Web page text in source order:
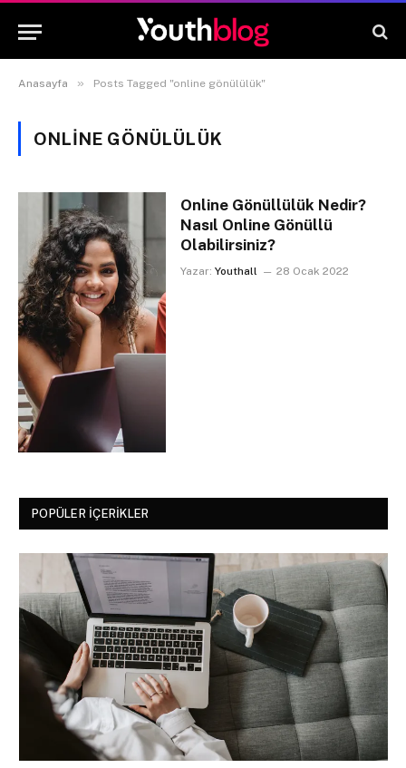
Anasayfa » Posts Tagged "online gönülülük"
ONLINE GÖNÜLÜLÜK
Online Gönüllülük Nedir?
Nasıl Online Gönüllü
Olabilirsiniz?
Yazar: Youthall 28 Ocak 2022
POPÜLER İÇERIKLER